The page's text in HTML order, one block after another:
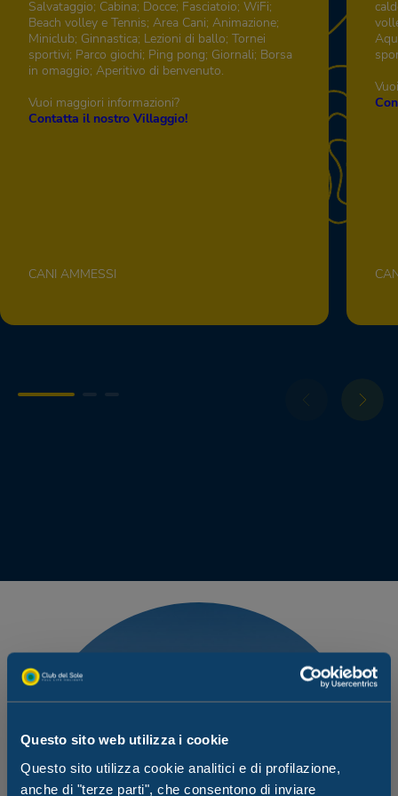
Questo sito web utilizza i cookie
Questo sito utilizza cookie analitici e di profilazione,
anche di "terze parti", che consentono di inviare
Salvataggio; Cabina; Docce; Fasciatoio; WiFi;
Beach volley e Tennis; Area Cani; Animazione;
Miniclub; Ginnastica; Lezioni di ballo; Tornei
sportivi; Parco giochi; Ping pong; Giornali; Borsa
in omaggio; Aperitivo di benvenuto.
Vuoi maggiori informazioni?
Contatta il nostro Villaggio!
CANI AMMESSI